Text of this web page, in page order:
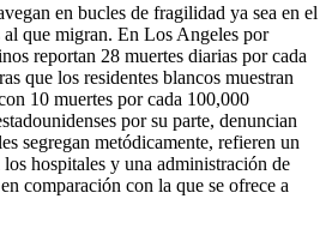
en bucles de fragilidad ya sea en el
que migran. En Los Angeles por
reportan 28 muertes diarias por cada
que los residentes blancos muestran
10 muertes por cada 100,000
por su parte, denuncian
segregan metódicamente, refieren un
hospitales y una administración de
comparación con la que se ofrece a